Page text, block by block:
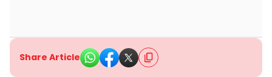
Share Article